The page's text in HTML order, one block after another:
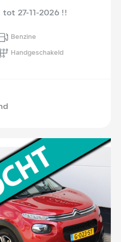
27-11-2026 !!
Benzine
Handgeschakeld